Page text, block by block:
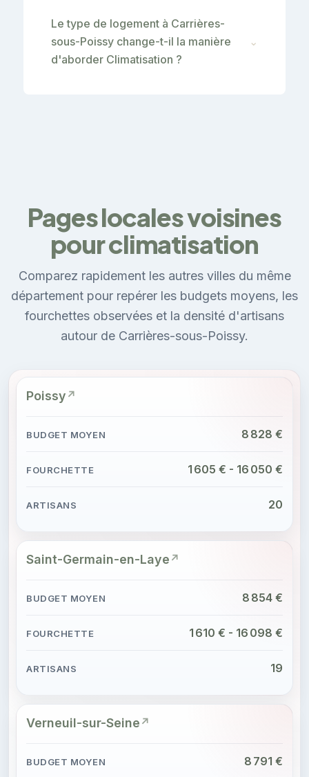
Le type de logement à Carrières-
sous-Poissy change-t-il la manière
d'aborder Climatisation ?
⌄
Pages locales voisines
pour climatisation
Comparez rapidement les autres villes du même
département pour repérer les budgets moyens, les
fourchettes observées et la densité d'artisans
autour de Carrières-sous-Poissy.
Poissy
8 828 €
1 605 € - 16 050 €
20
Saint-Germain-en-Laye
8 854 €
1 610 € - 16 098 €
19
Verneuil-sur-Seine
8 791 €